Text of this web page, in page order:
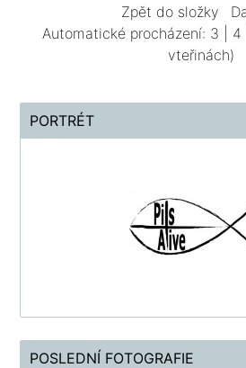
Zpět do složky
Automatické procházení: 3 4
vteřinách)
PORTRÉT
POSLEDNÍ FOTOGRAFIE